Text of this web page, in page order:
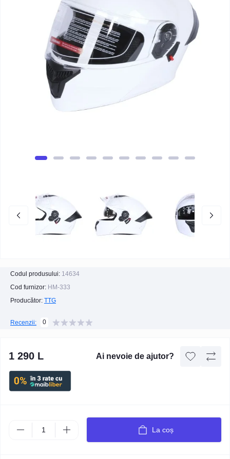
Codul produsului: 14634
Cod furnizor: НМ-333
Producător: TTG
Recenzii: 0
1 290 L Ai nevoie de ajutor?
La coș